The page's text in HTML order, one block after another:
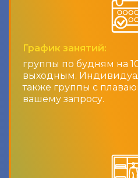
График занятий:
группы по будням на
выходным.
также группы с
вашему запросу.